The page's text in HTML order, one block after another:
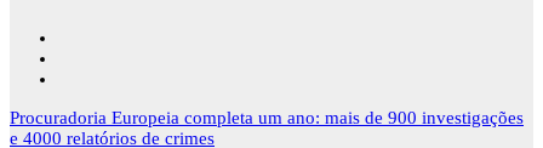
Navegação
de
Procuradoria Europeia completa um ano: mais de 900 investigações
e 4000 relatórios de crimes